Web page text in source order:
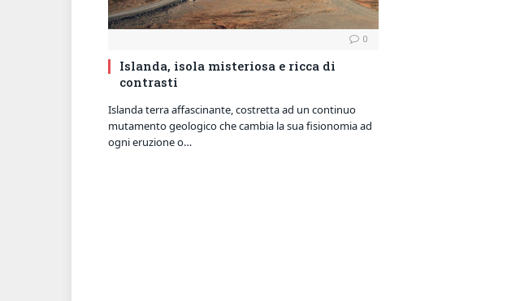
0
Islanda, isola misteriosa e ricca di
contrasti
Islanda terra affascinante, costretta ad un continuo
mutamento geologico che cambia la sua fisionomia ad
ogni eruzione o…